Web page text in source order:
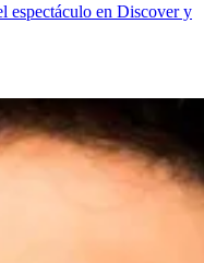
espectáculo en Discover y